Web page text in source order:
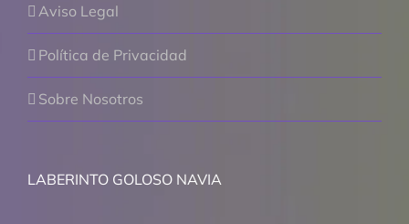
Aviso Legal
Política de Privacidad
Sobre Nosotros
LABERINTO GOLOSO NAVIA